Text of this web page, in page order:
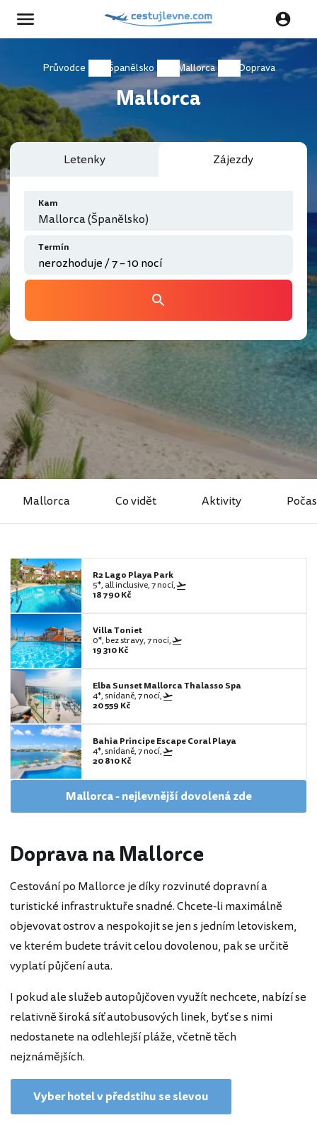
Průvodce Španělsko Mallorca Doprava
Mallorca
Letenky Zájezdy
Kam
Mallorca (Španělsko)
Termín
Mallorca Co vidět Aktivity
R2 Lago Playa Park
5*, all inclusive, 7 nocí,
18 790 Kč
Villa Toniet
0*, bez stravy, 7 nocí,
19 310 Kč
Elba Sunset Mallorca Thalasso Spa
4*, snídaně, 7 nocí,
20 559 Kč
Bahia Principe Escape Coral Playa
4*, snídaně, 7 nocí,
20 810 Kč
Mallorca - nejlevnější dovolená zde
Doprava na Mallorce
Cestování po Mallorce je díky rozvinuté dopravní a
turistické infrastruktuře snadné. Chcete-li maximálně
objevovat ostrov a nespokojit se jen s jedním letoviskem,
ve kterém budete trávit celou dovolenou, pak se určitě
vyplatí půjčení auta.
I pokud ale služeb autopůjčoven využít nechcete, nabízí se
relativně široká síť autobusových linek, byť se s nimi
nedostanete na odlehlejší pláže, včetně těch
nejznámějších.
Vyber hotel v předstihu se slevou